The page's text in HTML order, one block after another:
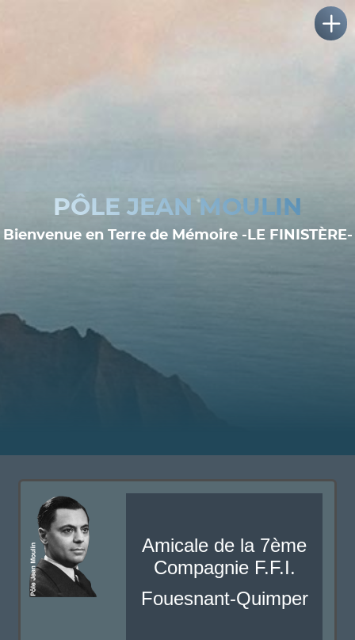
PÔLE JEAN MOULIN
Bienvenue en Terre de Mémoire -LE FINISTÈRE-
Amicale de la 7ème
Compagnie F.F.I.
Fouesnant-Quimper